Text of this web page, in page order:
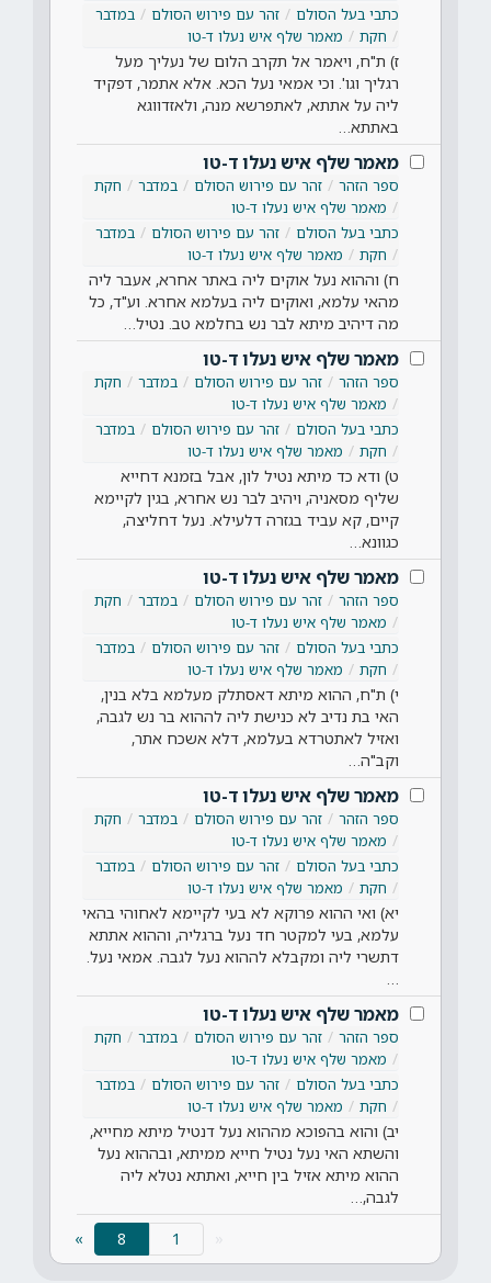
כתבי בעל הסולם
זהר עם פירוש הסולם
במדבר
חקת
מאמר שלף איש נעלו ד-טו
ז) ת"ח, ויאמר אל תקרב הלום של נעליך מעל
רגליך וגו'. וכי אמאי נעל הכא. אלא אתמר, דפקיד
ליה על אתתא, לאתפרשא מנה, ולאזדווגא
באתתא…
מאמר שלף איש נעלו ד-טו
ספר הזהר זהר עם פירוש הסולם במדבר
חקת
מאמר שלף איש נעלו ד-טו
כתבי בעל הסולם
זהר עם פירוש הסולם
במדבר
חקת
מאמר שלף איש נעלו ד-טו
ח) וההוא נעל אוקים ליה באתר אחרא, אעבר ליה
מהאי עלמא, ואוקים ליה בעלמא אחרא. וע"ד, כל
מה דיהיב מיתא לבר נש בחלמא טב. נטיל…
מאמר שלף איש נעלו ד-טו
ספר הזהר זהר עם פירוש הסולם במדבר
חקת
מאמר שלף איש נעלו ד-טו
כתבי בעל הסולם
זהר עם פירוש הסולם
במדבר
חקת
מאמר שלף איש נעלו ד-טו
ט) ודא כד מיתא נטיל לון, אבל בזמנא דחייא
שליף מסאניה, ויהיב לבר נש אחרא, בגין לקיימא
קיים, קא עביד בגזרה דלעילא. נעל דחליצה,
כגוונא…
מאמר שלף איש נעלו ד-טו
ספר הזהר זהר עם פירוש הסולם במדבר
חקת
מאמר שלף איש נעלו ד-טו
כתבי בעל הסולם
זהר עם פירוש הסולם
במדבר
חקת
מאמר שלף איש נעלו ד-טו
י) ת"ח, ההוא מיתא דאסתלק מעלמא בלא בנין,
האי בת נדיב לא כנישת ליה לההוא בר נש לגבה,
ואזיל לאתטרדא בעלמא, דלא אשכח אתר,
וקב"ה…
מאמר שלף איש נעלו ד-טו
ספר הזהר זהר עם פירוש הסולם במדבר
חקת
מאמר שלף איש נעלו ד-טו
כתבי בעל הסולם
זהר עם פירוש הסולם
במדבר
חקת
מאמר שלף איש נעלו ד-טו
יא) ואי ההוא פרוקא לא בעי לקיימא לאחוהי בהאי
עלמא, בעי למקטר חד נעל ברגליה, וההוא אתתא
דתשרי ליה ומקבלא לההוא נעל לגבה. אמאי נעל.
מאמר שלף איש נעלו ד-טו
ספר הזהר זהר עם פירוש הסולם במדבר
חקת
מאמר שלף איש נעלו ד-טו
כתבי בעל הסולם
זהר עם פירוש הסולם
במדבר
חקת
מאמר שלף איש נעלו ד-טו
יב) והוא בהפוכא מההוא נעל דנטיל מיתא מחייא,
והשתא האי נעל נטיל חייא ממיתא, ובההוא נעל
ההוא מיתא אזיל בין חייא, ואתתא נטלא ליה
לגבה,…
8
(current)
»